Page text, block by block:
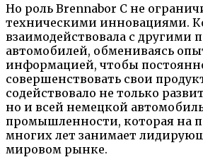
Но роль Brennabor C не
техническими инновациями.
взаимодействовала с другими
автомобилей, обмениваясь
информацией, чтобы
совершенствовать свои
содействовало не только
но и всей немецкой
промышленности, которая на
многих лет занимает
мировом рынке.